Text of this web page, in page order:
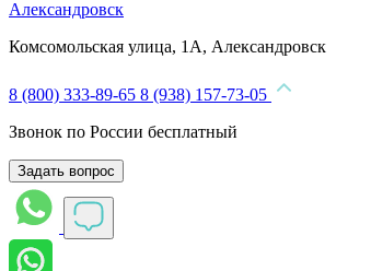
Александровск
Комсомольская улица, 1А, Александровск
8 (800) 333-89-65 8 (938) 157-73-05
Звонок по России бесплатный
Задать вопрос